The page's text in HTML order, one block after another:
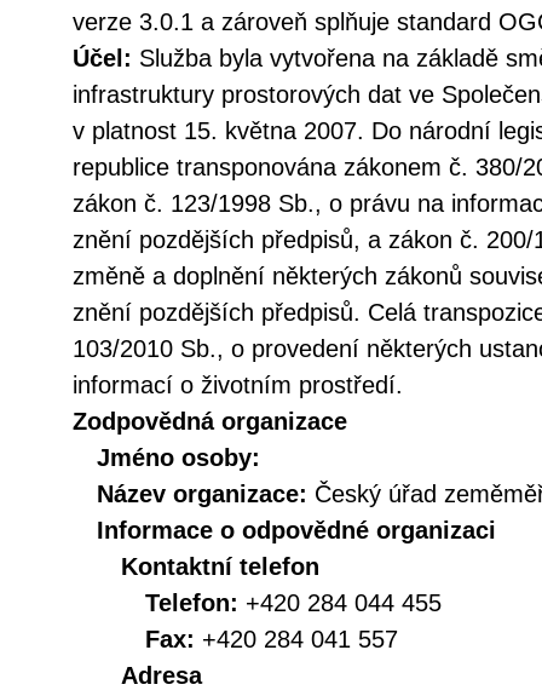
verze 3.0.1 a zároveň splňuje standard
Účel: Služba byla vytvořena na základě
infrastruktury prostorových dat ve
v platnost 15. května 2007. Do národní
republice transponována zákonem č. 380/
zákon č. 123/1998 Sb., o právu na
znění pozdějších předpisů, a zákon č.
změně a doplnění některých zákonů
znění pozdějších předpisů. Celá
103/2010 Sb., o provedení některých
informací o životním prostředí.
Zodpovědná organizace
Jméno osoby:
Název organizace: Český úřad
Informace o odpovědné organizaci
Kontaktní telefon
Telefon: +420 284 044 455
Fax: +420 284 041 557
Adresa